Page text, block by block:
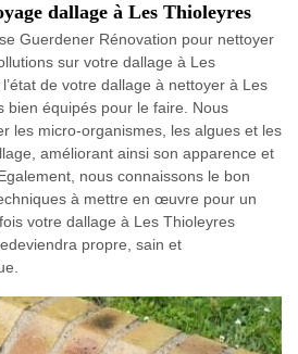
dallage à Les Thioleyres
Guerdener Rénovation pour nettoyer
sur votre dallage à Les
de votre dallage à nettoyer à Les
bien équipés pour le faire. Nous
les micro-organismes, les algues et les
améliorant ainsi son apparence et
nous connaissons le bon
à mettre en œuvre pour un
votre dallage à Les Thioleyres
propre, sain et